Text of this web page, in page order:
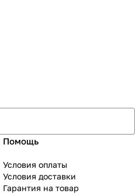
Помощь
Условия оплаты
Условия доставки
Гарантия на товар